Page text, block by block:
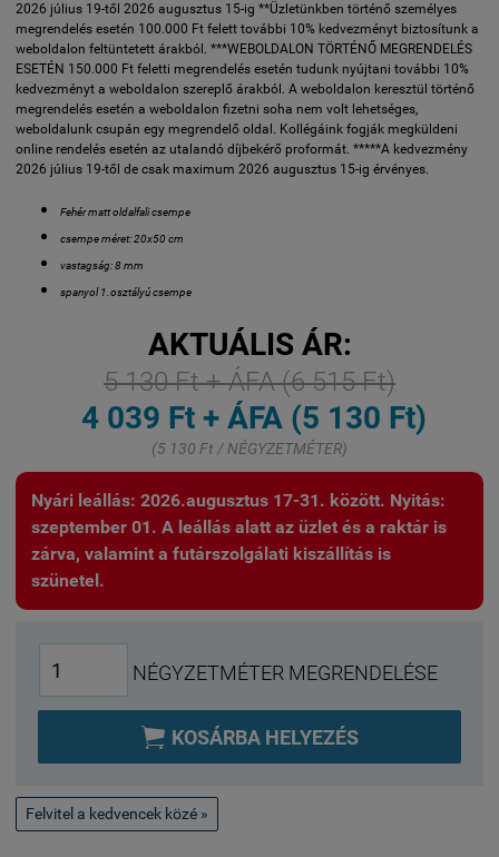
2026 július 19-től 2026 augusztus 15-ig **Üzletünkben történő személyes
megrendelés esetén 100.000 Ft felett további 10% kedvezményt biztosítunk a
weboldalon feltüntetett árakból. ***WEBOLDALON TÖRTÉNŐ MEGRENDELÉS
ESETÉN 150.000 Ft feletti megrendelés esetén tudunk nyújtani további 10%
kedvezményt a weboldalon szereplő árakból. A weboldalon keresztül történő
megrendelés esetén a weboldalon fizetni soha nem volt lehetséges,
weboldalunk csupán egy megrendelő oldal. Kollégáink fogják megküldeni
online rendelés esetén az utalandó díjbekérő proformát. *****A kedvezmény
2026 július 19-től de csak maximum 2026 augusztus 15-ig érvényes.
Fehér matt oldalfali csempe
csempe méret: 20x50 cm
vastagság: 8 mm
spanyol 1.osztályú csempe
AKTUÁLIS ÁR:
5 130 Ft + ÁFA (6 515 Ft)
4 039 Ft + ÁFA (5 130 Ft)
(5 130 Ft / NÉGYZETMÉTER)
Nyári leállás: 2026.augusztus 17-31. között. Nyitás:
szeptember 01. A leállás alatt az üzlet és a raktár is
zárva, valamint a futárszolgálati kiszállítás is
szünetel.
NÉGYZETMÉTER MEGRENDELÉSE
 KOSÁRBA HELYEZÉS
Felvitel a kedvencek közé »